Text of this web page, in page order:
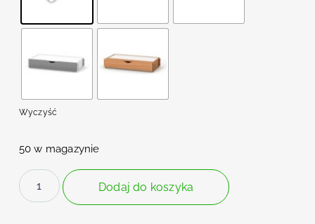
Wyczyść
50 w magazynie
Dodaj do koszyka